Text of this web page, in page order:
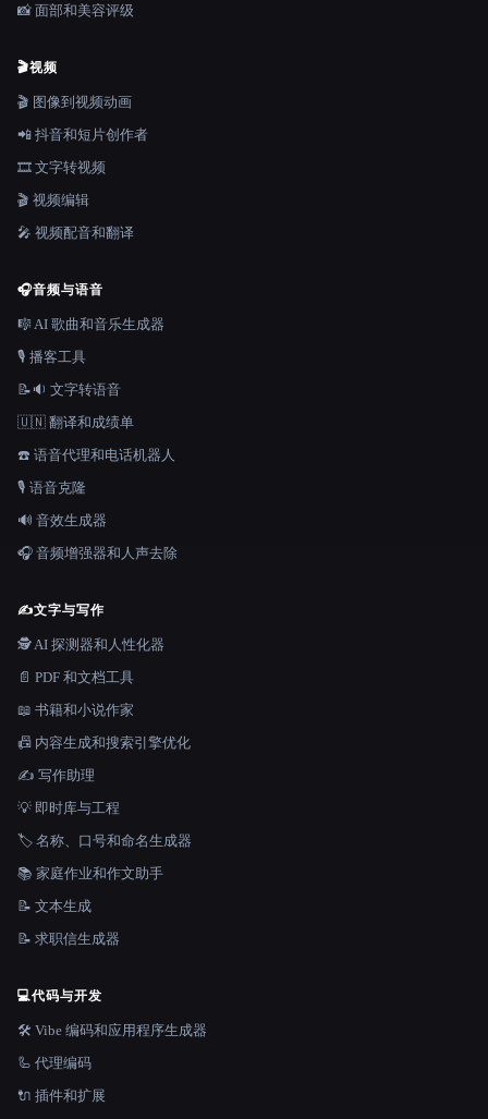
📸 面部和美容评级
🎬视频
🎬 图像到视频动画
📲 抖音和短片创作者
🎞️ 文字转视频
🎬 视频编辑
🎤 视频配音和翻译
🎧音频与语音
🎼 AI 歌曲和音乐生成器
🎙️ 播客工具
📝🔉 文字转语音
🇺🇳 翻译和成绩单
☎️ 语音代理和电话机器人
🎙️ 语音克隆
🔊 音效生成器
🎧 音频增强器和人声去除
✍️文字与写作
🕵️ AI 探测器和人性化器
📄 PDF 和文档工具
📖 书籍和小说作家
📠 内容生成和搜索引擎优化
✍️ 写作助理
💡 即时库与工程
🏷️ 名称、口号和命名生成器
📚 家庭作业和作文助手
📝 文本生成
📝 求职信生成器
💻代码与开发
🛠️ Vibe 编码和应用程序生成器
🦾 代理编码
🔌 插件和扩展